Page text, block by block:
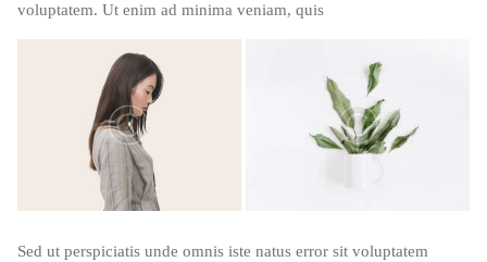
voluptatem. Ut enim ad minima veniam, quis
Sed ut perspiciatis unde omnis iste natus error sit voluptatem